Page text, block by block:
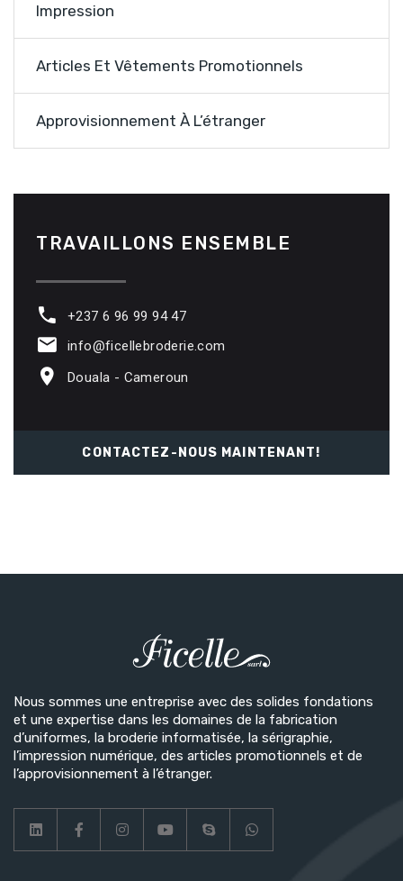
Impression
Articles Et Vêtements Promotionnels
Approvisionnement À L’étranger
TRAVAILLONS ENSEMBLE
+237 6 96 99 94 47
info@ficellebroderie.com
Douala - Cameroun
CONTACTEZ-NOUS MAINTENANT!
Nous sommes une entreprise avec des solides fondations
et une expertise dans les domaines de la fabrication
d’uniformes, la broderie informatisée, la sérigraphie,
l’impression numérique, des articles promotionnels et de
l’approvisionnement à l’étranger.